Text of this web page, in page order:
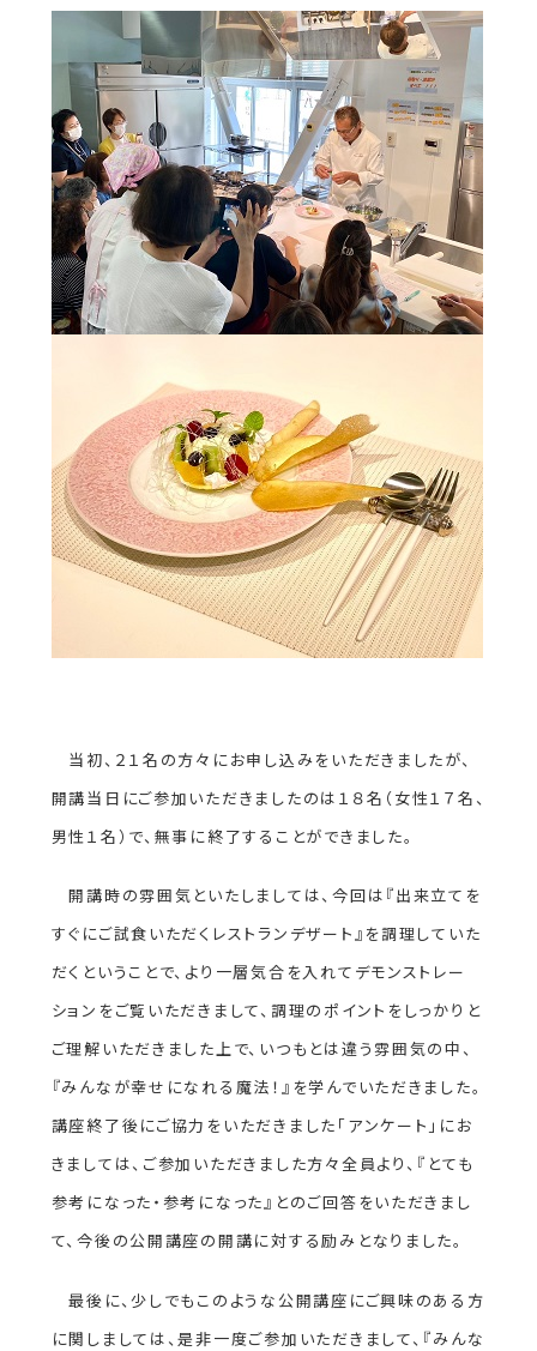
を
別
ウ
イ
ン
ド
ウ
で
開
ま
す
イベント
関連機関一覧
交通アクセス お問い合わせ
部
サ
イ
ト
ド
ウ
で
開
き
ENGLISH
外
部
サ
イ
ト
を
イ
ン
ド
ウ
で
開
き
ま
す
外
部
サ
イ
ト
を
イ
ン
ド
ウ
で
開
き
ま
す
外
部
サ
イ
ト
を
イ
ン
ド
ウ
で
開
き
ま
す
外
部
サ
イ
ト
を
イ
ン
ド
ウ
で
開
き
ま
す
外
部
サ
イ
ト
を
イ
ン
ウ
で
開
き
ま
す
当初、２１名の方々にお申し込みをいただきましたが、
開講当日にご参加いただきましたのは１８名（女性１７名、
男性１名）で、無事に終了することができました。
開講時の雰囲気といたしましては、今回は『出来立てを
すぐにご試食いただくレストランデザート』を調理していた
だくということで、より一層気合を入れてデモンストレー
ションをご覧いただきまして、調理のポイントをしっかりと
ご理解いただきました上で、いつもとは違う雰囲気の中、
『みんなが幸せになれる魔法！』を学んでいただきました。
講座終了後にご協力をいただきました「アンケート」にお
きましては、ご参加いただきました方々全員より、『とても
参考になった・参考になった』とのご回答をいただきまし
て、今後の公開講座の開講に対する励みとなりました。
最後に、少しでもこのような公開講座にご興味のある方
に関しましては、是非一度ご参加いただきまして、『みんな